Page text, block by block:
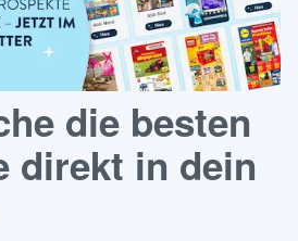
die besten
direkt in dein